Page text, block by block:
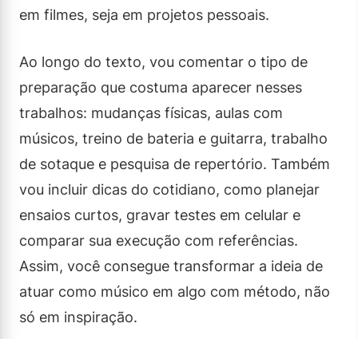
em filmes, seja em projetos pessoais.
Ao longo do texto, vou comentar o tipo de
preparação que costuma aparecer nesses
trabalhos: mudanças físicas, aulas com
músicos, treino de bateria e guitarra, trabalho
de sotaque e pesquisa de repertório. Também
vou incluir dicas do cotidiano, como planejar
ensaios curtos, gravar testes em celular e
comparar sua execução com referências.
Assim, você consegue transformar a ideia de
atuar como músico em algo com método, não
só em inspiração.